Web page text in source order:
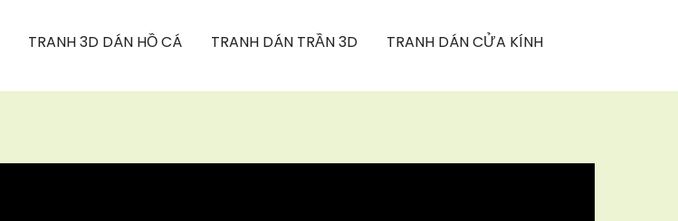
TRANH 3D DÁN HỒ CÁ TRANH DÁN TRẦN 3D TRANH DÁN CỬA KÍNH